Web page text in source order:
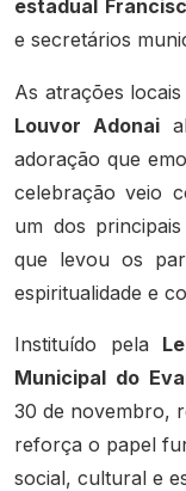
estadual
e secretários
As atrações locais
Louvor Adonai
adoração que
celebração veio
um dos
que levou os
espiritualidade e
Instituído pela
Municipal do
30 de novembro,
reforça o papel
social, cultural e